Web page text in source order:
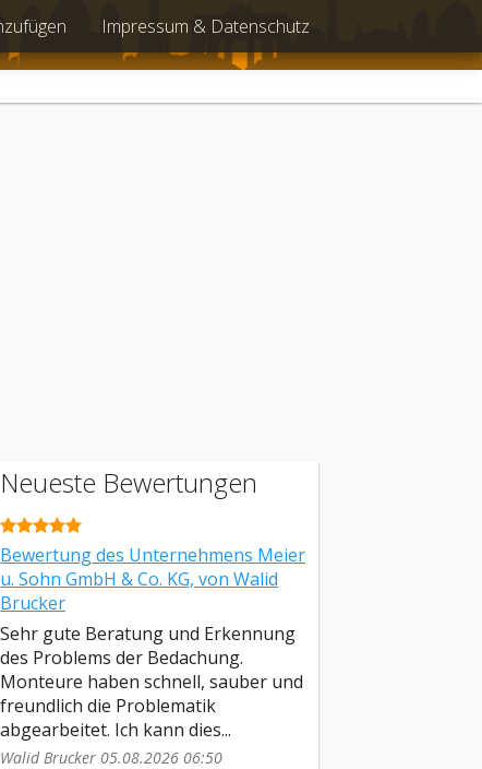
Impressum & Datenschutz
Neueste Bewertungen
Bewertung des Unternehmens Meier
u. Sohn GmbH & Co. KG, von Walid
Brucker
Sehr gute Beratung und Erkennung
des Problems der Bedachung.
Monteure haben schnell, sauber und
freundlich die Problematik
abgearbeitet. Ich kann dies...
Walid Brucker 05.08.2026 06:50